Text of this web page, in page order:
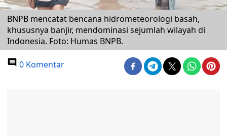
BNPB mencatat bencana hidrometeorologi basah,
khususnya banjir, mendominasi sejumlah wilayah di
Indonesia. Foto: Humas BNPB.
0 Komentar